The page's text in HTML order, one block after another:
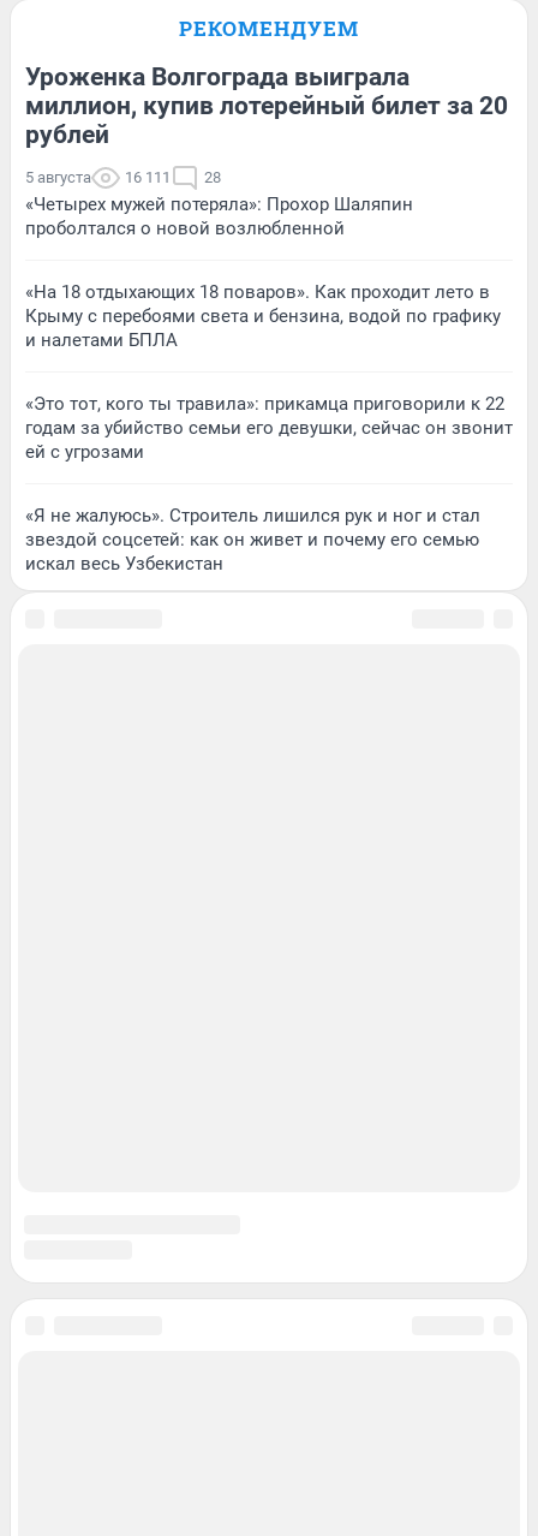
РЕКОМЕНДУЕМ
Уроженка Волгограда выиграла
миллион, купив лотерейный билет за 20
рублей
5 августа 16 111 28
«Четырех мужей потеряла»: Прохор Шаляпин
проболтался о новой возлюбленной
«На 18 отдыхающих 18 поваров». Как проходит лето в
Крыму с перебоями света и бензина, водой по графику
и налетами БПЛА
«Это тот, кого ты травила»: прикамца приговорили к 22
годам за убийство семьи его девушки, сейчас он звонит
ей с угрозами
«Я не жалуюсь». Строитель лишился рук и ног и стал
звездой соцсетей: как он живет и почему его семью
искал весь Узбекистан